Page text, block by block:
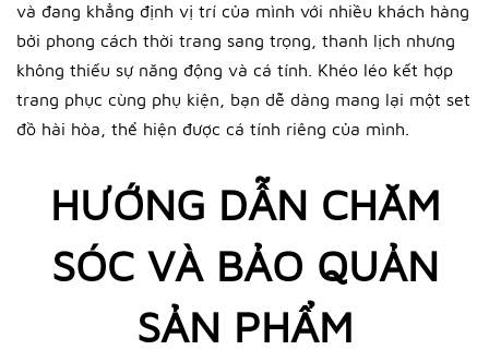
và đang khẳng định vị trí của mình với nhiều khách hàng
bởi phong cách thời trang sang trọng, thanh lịch nhưng
không thiếu sự năng động và cá tính. Khéo léo kết hợp
trang phục cùng phụ kiện, bạn dễ dàng mang lại một set
đồ hài hòa, thể hiện được cá tính riêng của mình.
HƯỚNG DẪN CHĂM
SÓC VÀ BẢO QUẢN
SẢN PHẨM